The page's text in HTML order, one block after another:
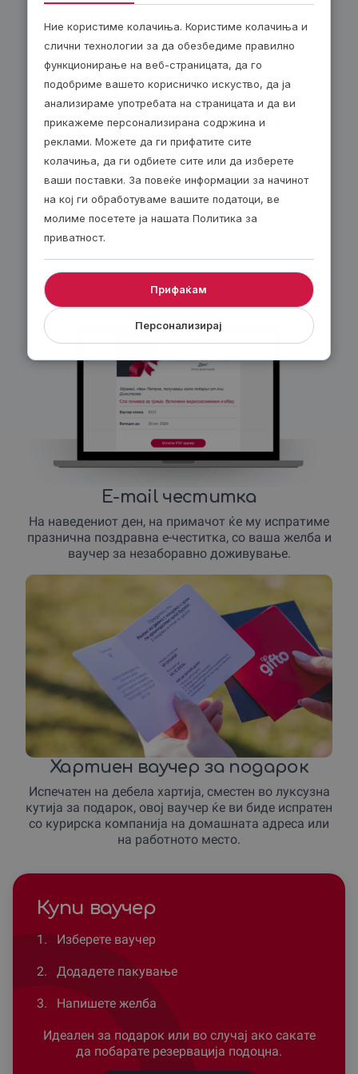
Не чекај! Дојде време за Твојата планинска авантура!
Овој подарок ваучер е твојата карта за незаборавен
ден во Берово.
Без разлика дали го купуваш за себе за да се
опуштиш и наполниш батерии или како оригинален
подарок за некој драг, ова доживување ќе остави
длабока трага.
Резервирај ја твојата тура сега и дозволи тимот на
партнерот да те поведе на патека полна со убавина,
чиста емоција и авантуристички дух!
По е-пошта – 24/7!
30 денари попуст за секој е-ваучер.
E-mail честитка
На наведениот ден, на примачот ќе му испратиме
празнична поздравна е-честитка, со ваша желба и
ваучер за незаборавно доживување.
Хартиен ваучер за подарок
Испечатен на дебела хартија, сместен во луксузна
кутија за подарок, овој ваучер ќе ви биде испратен
со курирска компанија на домашната адреса или
на работното место.
Купи ваучер
1. Изберете ваучер
2. Додадете пакување
3. Напишете желба
Идеален за подарок или во случај ако сакате
да побарате резервација подоцна.
Ние користиме колачиња. Користиме колачиња и
слични технологии за да обезбедиме правилно
функционирање на веб-страницата, да го
подобриме вашето корисничко искуство, да ја
анализираме употребата на страницата и да ви
прикажеме персонализирана содржина и
реклами. Можете да ги прифатите сите
колачиња, да ги одбиете сите или да изберете
ваши поставки. За повеќе информации за начинот
на кој ги обработуваме вашите податоци, ве
молиме посетете ја нашата Политика за
приватност.
Персонализирај
Прифаќам